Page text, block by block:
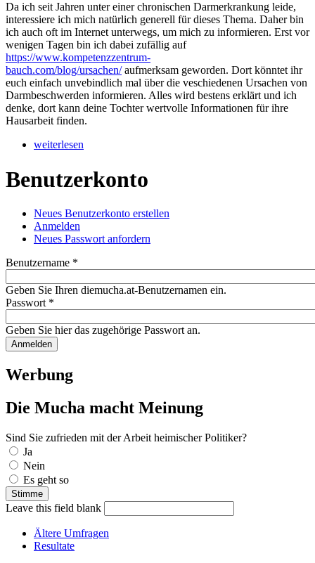
Da ich seit Jahren unter einer chronischen Darmerkrankung leide,
interessiere ich mich natürlich generell für dieses Thema. Daher bin
ich auch oft im Internet unterwegs, um mich zu informieren. Erst vor
wenigen Tagen bin ich dabei zufällig auf
https://www.kompetenzzentrum-
bauch.com/blog/ursachen/aufmerksam geworden. Dort könntet ihr
euch einfach unvebindlich mal über die veschiedenen Ursachen von
Darmbeschwerden informieren. Alles wird bestens erklärt und ich
denke, dort kann deine Tochter wertvolle Informationen für ihre
Hausarbeit finden.
weiterlesen
Benutzerkonto
Haupt-Reiter
Neues Benutzerkonto erstellen
Anmelden
Neues Passwort anfordern
Benutzername *
Geben Sie Ihren diemucha.at-Benutzernamen ein.
Passwort *
Geben Sie hier das zugehörige Passwort an.
Werbung
Die Mucha macht Meinung
Sind Sie zufrieden mit der Arbeit heimischer Politiker?
Auswahlmöglichkeiten
Ja
Nein
Es geht so
Leave this field blank
Ältere Umfragen
Resultate